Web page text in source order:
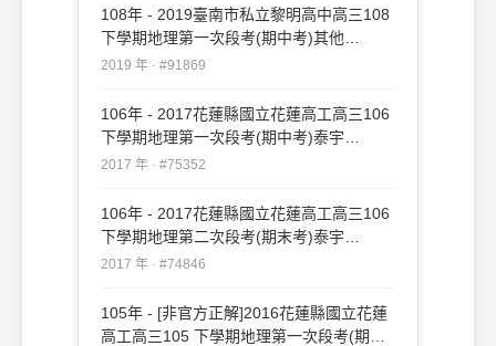
108年 - 2019臺南市私立黎明高中高三108
下學期地理第一次段考(期中考)其他
#91869
2019 年 · #91869
106年 - 2017花蓮縣國立花蓮高工高三106
下學期地理第一次段考(期中考)泰宇
#75352
2017 年 · #75352
106年 - 2017花蓮縣國立花蓮高工高三106
下學期地理第二次段考(期末考)泰宇
#74846
2017 年 · #74846
105年 - [非官方正解]2016花蓮縣國立花蓮
高工高三105 下學期地理第一次段考(期中